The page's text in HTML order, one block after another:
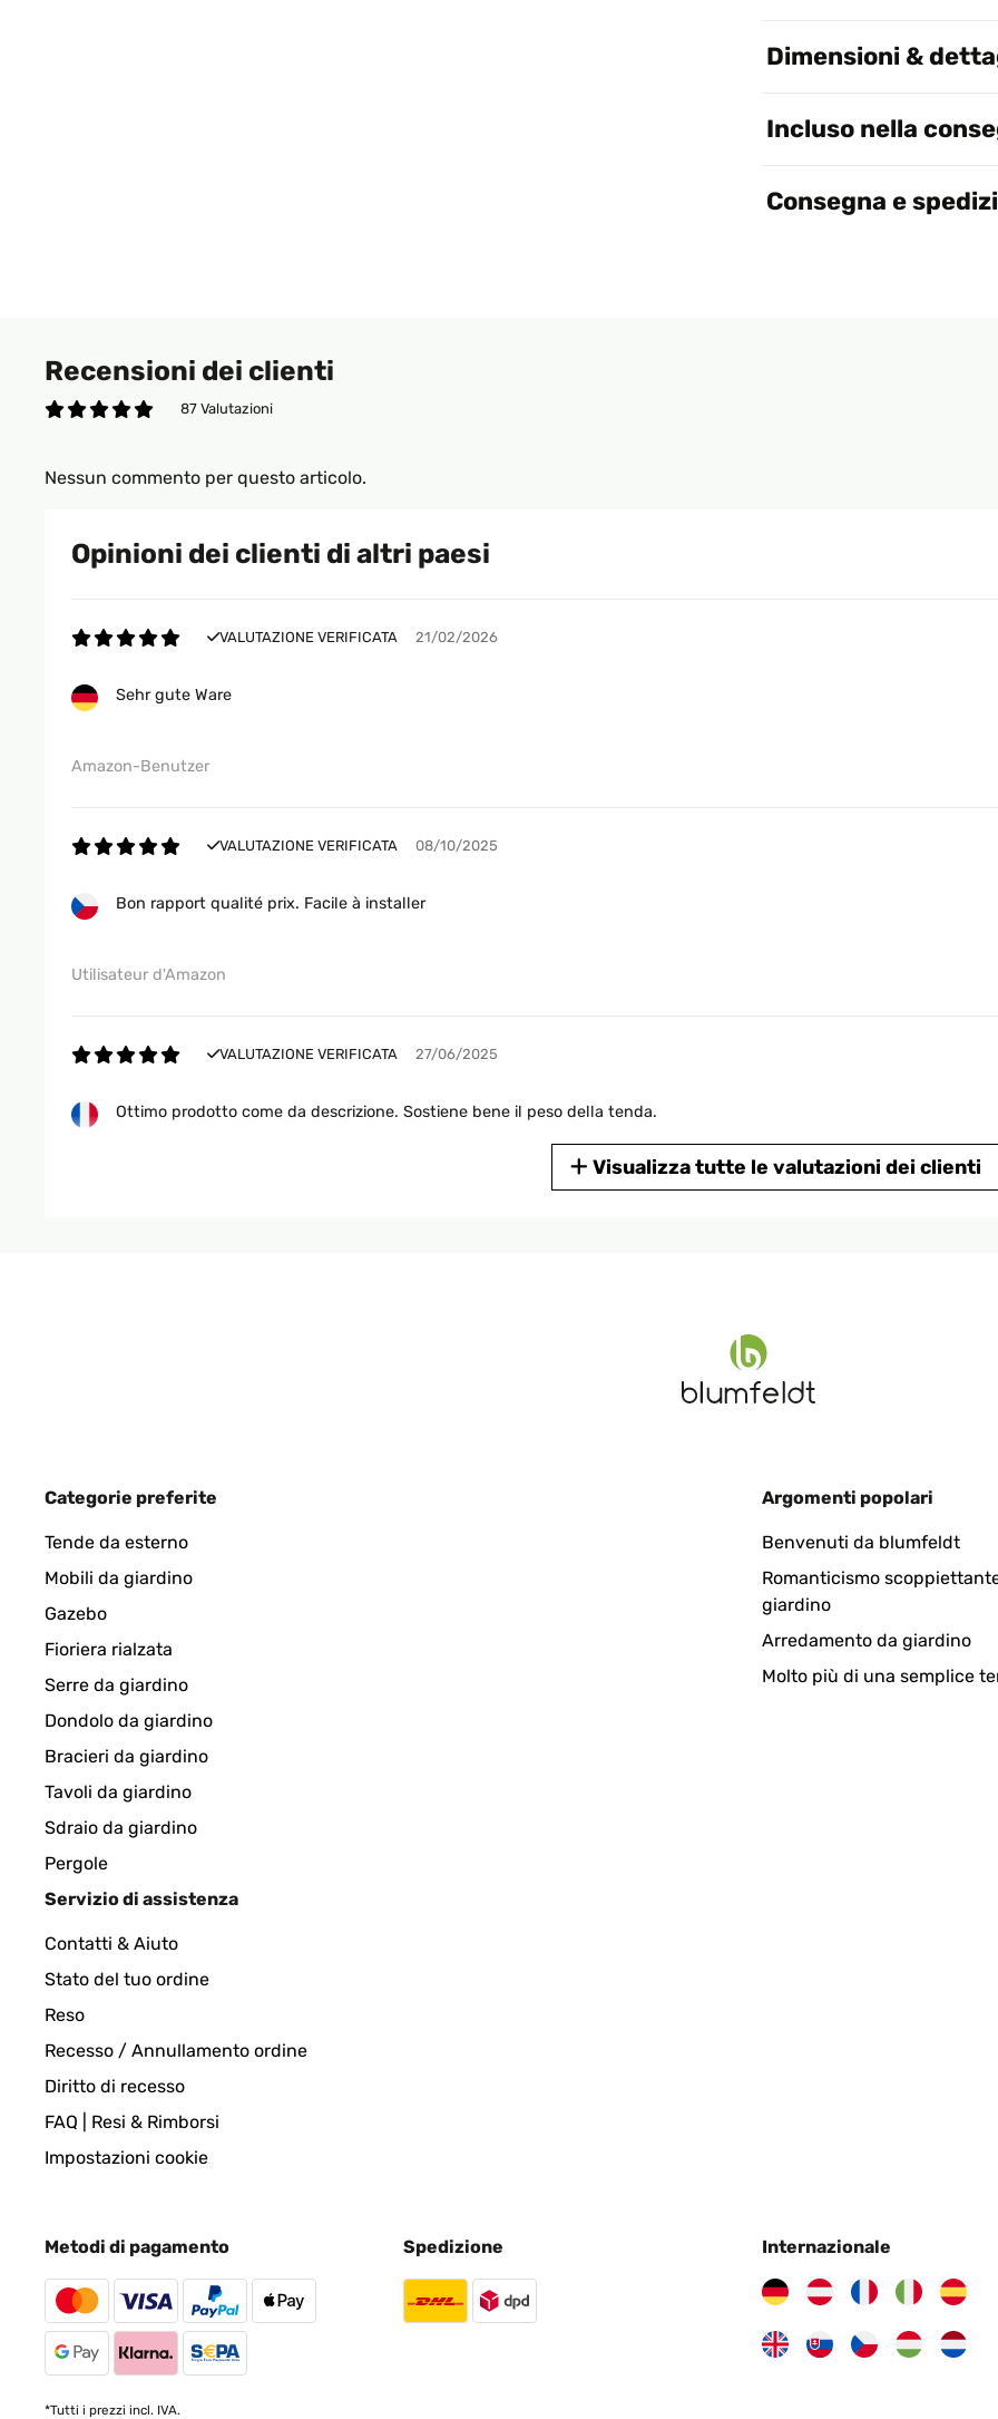
Dimensioni &
Incluso nella
Consegna e
Recensioni dei clienti
87 Valutazioni
Nessun commento per questo articolo.
Opinioni dei clienti di altri paesi
VALUTAZIONE VERIFICATA 21/02/2026
Sehr gute Ware
Amazon-Benutzer
VALUTAZIONE VERIFICATA 08/10/2025
Bon rapport qualité prix. Facile à installer
Utilisateur d'Amazon
VALUTAZIONE VERIFICATA 27/06/2025
Ottimo prodotto come da descrizione. Sostiene bene il peso della tenda.
mehr brauch ich sie nicht.Denn ich hatte bis jetzt immer einen Badewannen Wäscheständer auf der BW stehen und
Die Stange hat mir bei der Fensterdekoration zu Weihnachten geholfen.
Amazon-Benutzer
Ließ sich gut anbringen, klappte besser als ich dachte
Amazon-Benutzer
Amazon-Benutzer
VALUTAZIONE VERIFICATA
Visualizza tutte le valutazioni dei clienti
Categorie preferite
Tende da esterno
Mobili da giardino
Gazebo
Fioriera rialzata
Serre da giardino
Dondolo da giardino
Bracieri da giardino
Tavoli da giardino
Sdraio da giardino
Pergole
Argomenti popolari
Benvenuti da blumfeldt
Romanticismo
giardino
Arredamento da giardino
Molto più di una semplice
Servizio di assistenza
Contatti & Aiuto
Stato del tuo ordine
Reso
Recesso / Annullamento ordine
Diritto di recesso
FAQ | Resi & Rimborsi
Impostazioni cookie
Metodi di pagamento
*Tutti i prezzi incl. IVA.
Spedizione Internazionale